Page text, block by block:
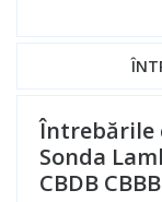
Întrebările
Sonda
CBDB